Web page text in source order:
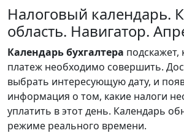
Налоговый календарь.
область. Навигатор.
Календарьбухгалтера подскажет,
платеж необходимо совершить.
выбрать интересующую дату, и
информация о том, какие налоги
уплатить в этот день. Календарь
режиме реального времени.